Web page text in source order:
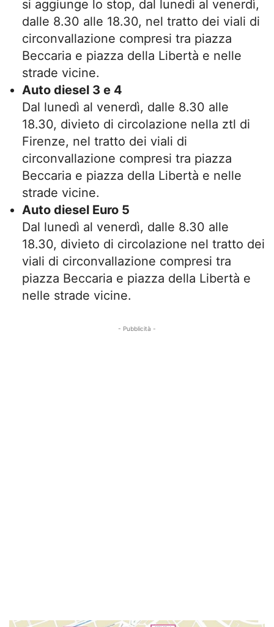
si aggiunge lo stop, dal lunedì al venerdì,
dalle 8.30 alle 18.30, nel tratto dei viali di
circonvallazione compresi tra piazza
Beccaria e piazza della Libertà e nelle
strade vicine.
Auto diesel 3 e 4
Dal lunedì al venerdì, dalle 8.30 alle
18.30, divieto di circolazione nella ztl di
Firenze, nel tratto dei viali di
circonvallazione compresi tra piazza
Beccaria e piazza della Libertà e nelle
strade vicine.
Auto diesel Euro 5
Dal lunedì al venerdì, dalle 8.30 alle
18.30, divieto di circolazione nel tratto dei
viali di circonvallazione compresi tra
piazza Beccaria e piazza della Libertà e
nelle strade vicine.
- Pubblicità -